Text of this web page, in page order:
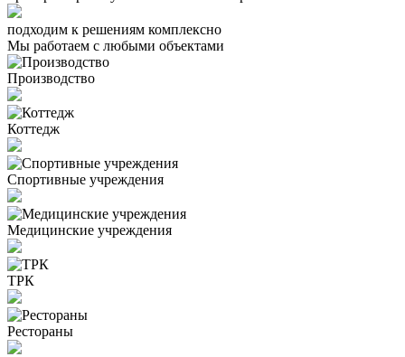
подходим к решениям комплексно
Мы работаем с любыми объектами
Производство
Коттедж
Спортивные учреждения
Медицинские учреждения
ТРК
Рестораны